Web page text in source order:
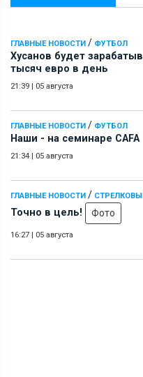
ГЛАВНЫЕ НОВОСТИ / ФУТБОЛ
Хусанов будет
тысяч евро в день
21:39 | 05 августа
ГЛАВНЫЕ НОВОСТИ / ФУТБОЛ
Наши - на семинаре СAFA
21:34 | 05 августа
ГЛАВНЫЕ НОВОСТИ /
Точно в цель! Фото
16:27 | 05 августа